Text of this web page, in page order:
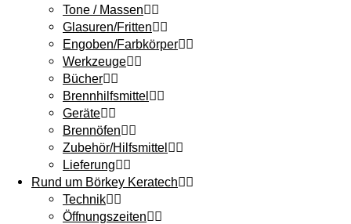
Tone / Massen
Glasuren/Fritten
Engoben/Farbkörper
Werkzeuge
Bücher
Brennhilfsmittel
Geräte
Brennöfen
Zubehör/Hilfsmittel
Lieferung
Rund um Börkey Keratech
Technik
Öffnungszeiten